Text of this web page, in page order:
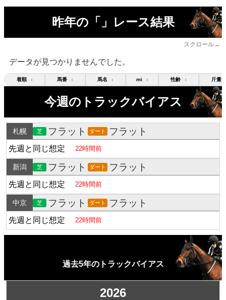
昨年の「」レース結果
スクロール→
データが見つかりませんでした。
着順 ↕ 馬番 ↕ 馬名 ↕ mi ↕ 性齢 ↕ 斤量
今週のトラックバイアス
札幌 芝 フラット ダート フラット
先週と同じ想定 22時間前
新潟 芝 フラット ダート フラット
先週と同じ想定 22時間前
中京 芝 フラット ダート フラット
先週と同じ想定 22時間前
過去5年のトラックバイアス
2026